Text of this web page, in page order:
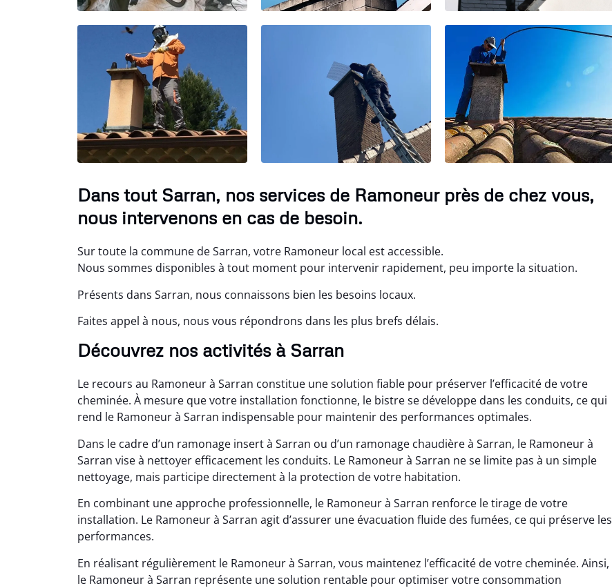
Dans tout Sarran, nos services de Ramoneur près de chez vous,
nous intervenons en cas de besoin.
Sur toute la commune de Sarran, votre Ramoneur local est accessible.
Nous sommes disponibles à tout moment pour intervenir rapidement, peu importe la situation.
Présents dans Sarran, nous connaissons bien les besoins locaux.
Faites appel à nous, nous vous répondrons dans les plus brefs délais.
Découvrez nos activités à Sarran
Le recours au Ramoneur à Sarran constitue une solution fiable pour préserver l’efficacité de votre
cheminée. À mesure que votre installation fonctionne, le bistre se développe dans les conduits, ce qui
rend le Ramoneur à Sarran indispensable pour maintenir des performances optimales.
Dans le cadre d’un ramonage insert à Sarran ou d’un ramonage chaudière à Sarran, le Ramoneur à
Sarran vise à nettoyer efficacement les conduits. Le Ramoneur à Sarran ne se limite pas à un simple
nettoyage, mais participe directement à la protection de votre habitation.
En combinant une approche professionnelle, le Ramoneur à Sarran renforce le tirage de votre
installation. Le Ramoneur à Sarran agit d’assurer une évacuation fluide des fumées, ce qui préserve les
performances.
En réalisant régulièrement le Ramoneur à Sarran, vous maintenez l’efficacité de votre cheminée. Ainsi,
le Ramoneur à Sarran représente une solution rentable pour optimiser votre consommation